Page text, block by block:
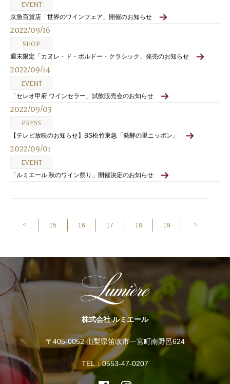
EVENT
京急百貨店「世界のワインフェア」開催のお知らせ
2022/09/16
SHOP
週末限定「カヌレ・ド・ボルドー・クラシック」発売のお知らせ
2022/09/14
EVENT
「セレオ甲府 ワインセラー」試飲販売会のお知らせ
2022/09/03
PRESS
【テレビ放映のお知らせ】BS松竹東急「発酵の里ニッポン」
2022/09/01
EVENT
「ルミエール 秋のワイン祭り」開催決定のお知らせ
< 15 16 17 18 19 >
株式会社 ルミエール
〒405-0052 山梨県笛吹市一宮町南野呂624
TEL：0553-47-0207